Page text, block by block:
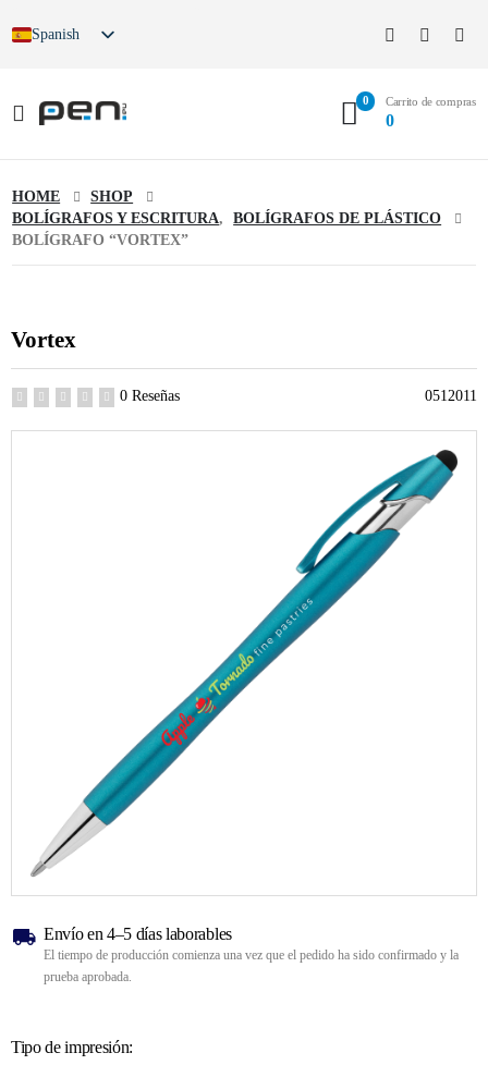
Spanish
0 Carrito de compras
0
HOME
SHOP
BOLÍGRAFOS Y ESCRITURA,
BOLÍGRAFOS DE PLÁSTICO
BOLÍGRAFO “VORTEX”
Vortex
0 Reseñas 0512011
Envío en 4–5 días laborables
El tiempo de producción comienza una vez que el pedido ha sido confirmado y la
prueba aprobada.
Tipo de impresión: